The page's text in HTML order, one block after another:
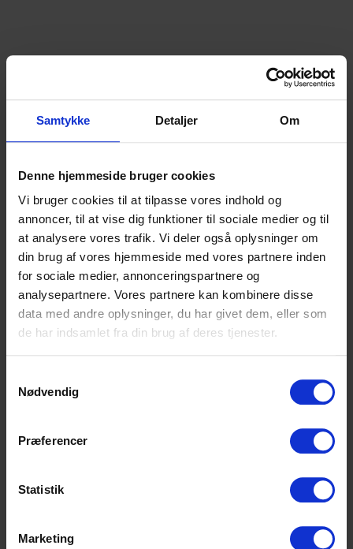
Samtykke Detaljer Om
Denne hjemmeside bruger cookies
Vi bruger cookies til at tilpasse vores indhold og
annoncer, til at vise dig funktioner til sociale medier og til
at analysere vores trafik. Vi deler også oplysninger om
din brug af vores hjemmeside med vores partnere inden
for sociale medier, annonceringspartnere og
analysepartnere. Vores partnere kan kombinere disse
data med andre oplysninger, du har givet dem, eller som
de har indsamlet fra din brug af deres tjenester.
Nødvendig
Præferencer
Statistik
Marketing
8660 Skanderborg
Tlf: 87 93 30 20
Mail:info@scu.dk
CVR: 33359217
EAN: 5798000554191
Tilgængelighedserklæring